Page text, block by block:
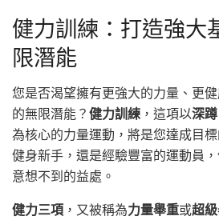
健力訓練：打造強大
限潛能
您是否渴望擁有更強大的力量、更
的無限潛能？健力訓練 ，這項以深蹲
為核心的力量運動，將是您達成目
健身新手，還是經驗豐富的運動員
意想不到的益處。
健力三項 ，又被稱為力量舉重或超